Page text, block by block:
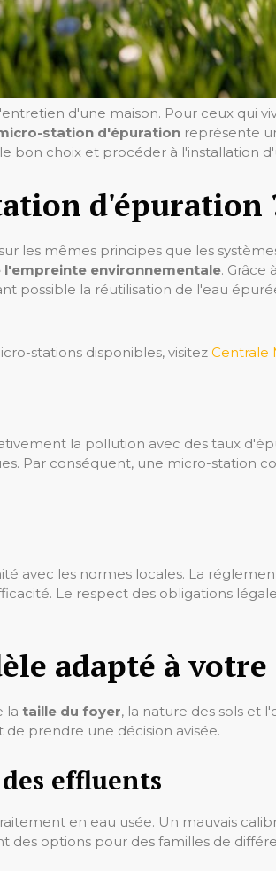
d'une maison. Pour ceux qui
station d'épuration représente
bon choix et procéder à l'installation
d'épuration
les mêmes principes que les
l'empreinte environnementale. Grâce
possible la réutilisation de l'eau
stations disponibles, visitez Centrale
la pollution avec des taux
Par conséquent, une micro-station
avec les normes locales. La
Le respect des obligations
adapté à
la taille du foyer, la nature des sols et
prendre une décision avisée.
effluents
en eau usée. Un mauvais
options pour des familles de